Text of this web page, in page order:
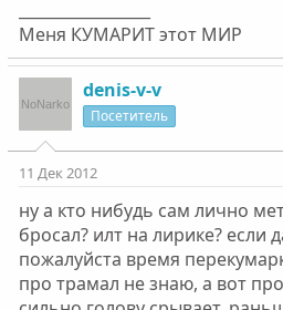
Меня КУМАРИТ этот МИР
denis-v-v
Посетитель
11 Дек 2012
ну а кто нибудь сам лично
бросал? илт на лирике? если
пожалуйста время
про трамал не знаю, а вот